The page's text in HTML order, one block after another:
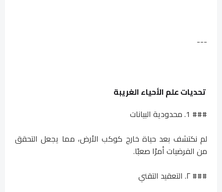
---
تحديات علم الأحياء الغريبة
### 1. محدودية البيانات
لم نكتشف بعد حياة خارج كوكب الأرض، مما يجعل التحقق
من الفرضيات أمرًا صعبًا.
### ٢. التعقيد التقني